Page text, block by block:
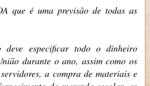
que é uma previsão de todas as
especificar todo o dinheiro
durante o ano, assim como os
a compra de materiais e